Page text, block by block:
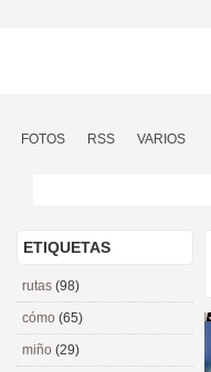
FOTOS RSS VARIOS
ETIQUETAS
rutas (98)
cómo (65)
miño (29)